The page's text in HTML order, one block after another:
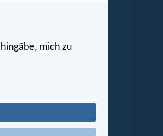
mich zu